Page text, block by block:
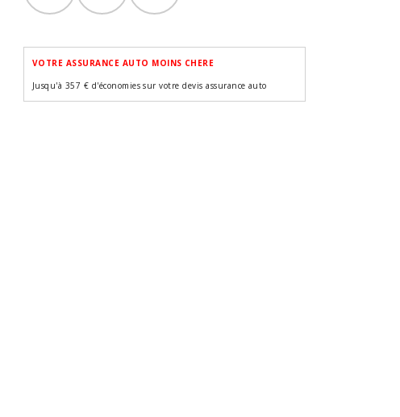
VOTRE ASSURANCE AUTO MOINS CHERE
Jusqu'à 357 € d'économies sur votre devis assurance auto